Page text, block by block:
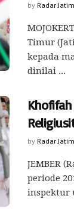
by Radar Jatim
Timur
kepada
dinilai ...
by Radar Jatim
JEMBER
periode
inspektur